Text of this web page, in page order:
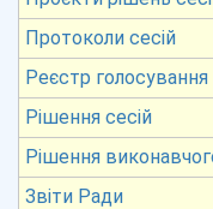
Протоколи сесій
Реєстр голосування
Рішення сесій
Рішення
Звіти Ради